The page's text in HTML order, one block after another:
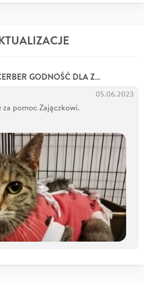
FUNDACJA CERBER GODNOŚĆ DLA ZWIERZĄT
05.06.2023
pomoc Zajączkowi.